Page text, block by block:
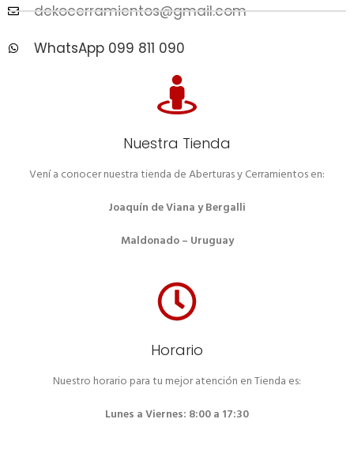
dekocerramientos@gmail.com
WhatsApp 099 811 090
Nuestra Tienda
Vení a conocer nuestra tienda de Aberturas y Cerramientos en:
Joaquín de Viana y Bergalli
Maldonado – Uruguay
Horario
Nuestro horario para tu mejor atención en Tienda es:
Lunes a Viernes: 8:00 a 17:30